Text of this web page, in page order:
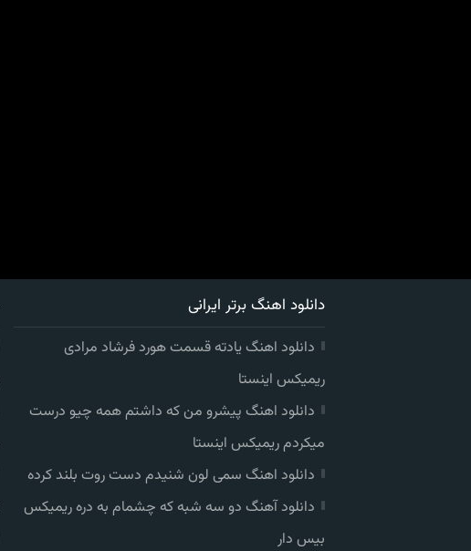
دانلود اهنگ برتر ایرانی
دانلود اهنگ یادته قسمت هورد فرشاد مرادی
ریمیکس اینستا
دانلود اهنگ پیشرو من که داشتم همه چیو درست
میکردم ریمیکس اینستا
دانلود اهنگ سمی لون شنیدم دست روت بلند کرده
دانلود آهنگ دو سه شبه که چشمام به دره ریمیکس
بیس دار